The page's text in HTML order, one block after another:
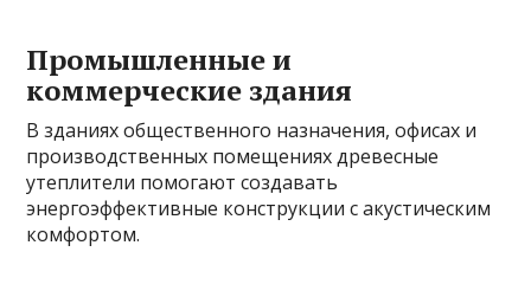
Промышленные и
коммерческие здания
В зданиях общественного назначения, офисах и
производственных помещениях древесные
утеплители помогают создавать
энергоэффективные конструкции с акустическим
комфортом.